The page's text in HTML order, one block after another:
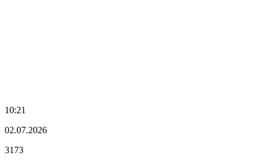
10:21
02.07.2026
3173